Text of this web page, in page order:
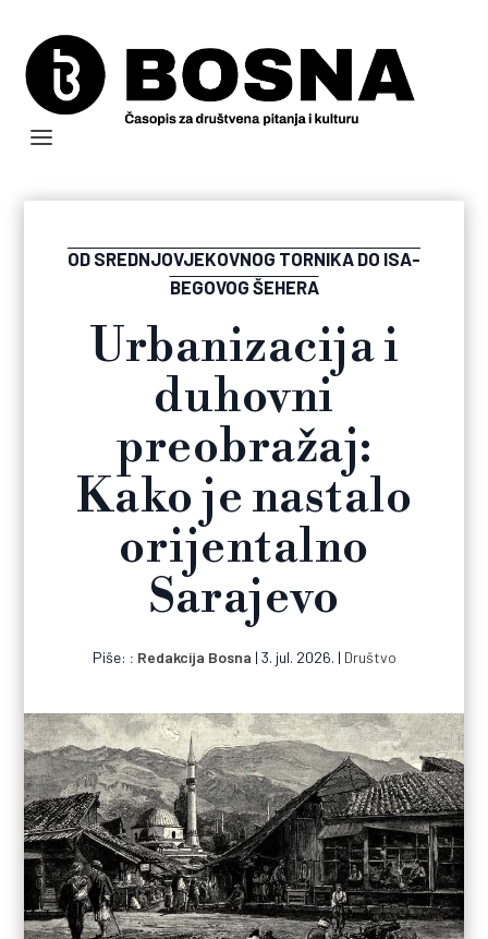
OD SREDNJOVJEKOVNOG TORNIKA DO ISA-
BEGOVOG ŠEHERA
Urbanizacija i
duhovni
preobražaj:
Kako je nastalo
orijentalno
Sarajevo
Piše: Redakcija Bosna | 3. jul. 2026. | Društvo